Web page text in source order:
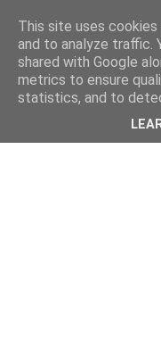
This site uses
and to analyze traffic.
shared with Google
metrics to ensure
statistics, and to